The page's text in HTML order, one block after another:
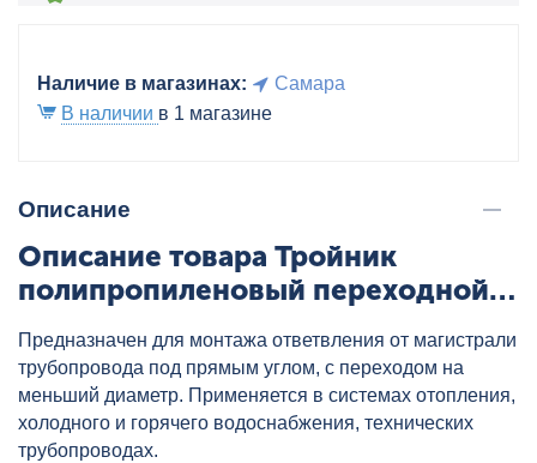
Наличие в магазинах:
Самара
В наличии в 1 магазине
Описание
Описание товара Тройник
полипропиленовый переходной
артикул: 204252020
Предназначен для монтажа ответвления от магистрали
трубопровода под прямым углом, с переходом на
меньший диаметр. Применяется в системах отопления,
холодного и горячего водоснабжения, технических
трубопроводах.